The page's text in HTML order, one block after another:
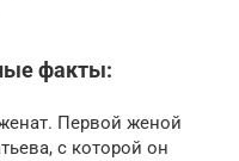
факты:
Первой женой
с которой он